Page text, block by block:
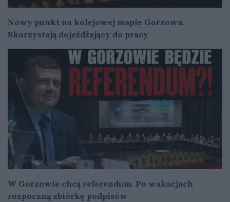
Nowy punkt na kolejowej mapie Gorzowa.
Skorzystają dojeżdżający do pracy
W Gorzowie chcą referendum. Po wakacjach
rozpoczną zbiórkę podpisów